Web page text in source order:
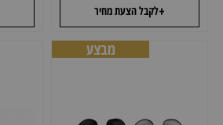
+לקבל הצעת מחיר
מבצע